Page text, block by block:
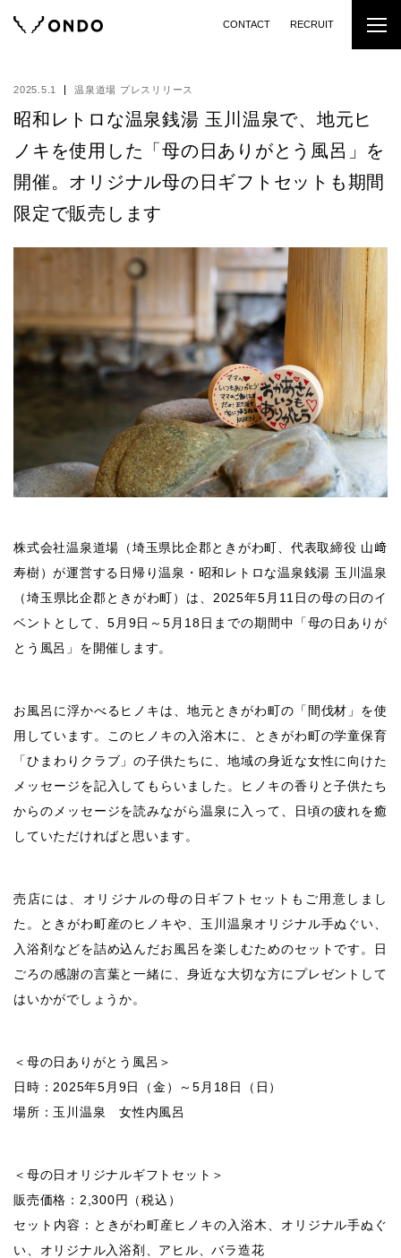
CONTACT RECRUIT
2025.5.1 温泉道場 プレスリリース
昭和レトロな温泉銭湯 玉川温泉で、地元ヒ
ノキを使用した「母の日ありがとう風呂」を
開催。オリジナル母の日ギフトセットも期間
限定で販売します
株式会社温泉道場（埼玉県比企郡ときがわ町、代表取締役 山﨑
寿樹）が運営する日帰り温泉・昭和レトロな温泉銭湯 玉川温泉
（埼玉県比企郡ときがわ町）は、2025年5月11日の母の日のイ
ベントとして、5月9日～5月18日までの期間中「母の日ありが
とう風呂」を開催します。
お風呂に浮かべるヒノキは、地元ときがわ町の「間伐材」を使
用しています。このヒノキの入浴木に、ときがわ町の学童保育
「ひまわりクラブ」の子供たちに、地域の身近な女性に向けた
メッセージを記入してもらいました。ヒノキの香りと子供たち
からのメッセージを読みながら温泉に入って、日頃の疲れを癒
していただければと思います。
売店には、オリジナルの母の日ギフトセットもご用意しまし
た。ときがわ町産のヒノキや、玉川温泉オリジナル手ぬぐい、
入浴剤などを詰め込んだお風呂を楽しむためのセットです。日
ごろの感謝の言葉と一緒に、身近な大切な方にプレゼントして
はいかがでしょうか。
＜母の日ありがとう風呂＞
日時：2025年5月9日（金）～5月18日（日）
場所：玉川温泉 女性内風呂
＜母の日オリジナルギフトセット＞
販売価格：2,300円（税込）
セット内容：ときがわ町産ヒノキの入浴木、オリジナル手ぬぐ
い、オリジナル入浴剤、アヒル、バラ造花